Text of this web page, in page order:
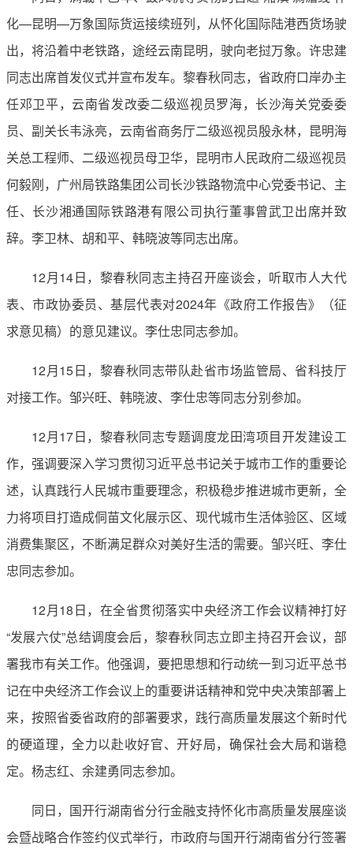
化—昆明—万象国际货运接续班列，从怀化国际陆港西货场驶
出，将沿着中老铁路，途经云南昆明，驶向老挝万象。许忠建
同志出席首发仪式并宣布发车。黎春秋同志，省政府口岸办主
任邓卫平，云南省发改委二级巡视员罗海，长沙海关党委委
员、副关长韦泳亮，云南省商务厅二级巡视员殷永林，昆明海
关总工程师、二级巡视员母卫华，昆明市人民政府二级巡视员
何毅刚，广州局铁路集团公司长沙铁路物流中心党委书记、主
任、长沙湘通国际铁路港有限公司执行董事曾武卫出席并致
辞。李卫林、胡和平、韩晓波等同志出席。
12月14日，黎春秋同志主持召开座谈会，听取市人大代
表、市政协委员、基层代表对2024年《政府工作报告》（征
求意见稿）的意见建议。李仕忠同志参加。
12月15日，黎春秋同志带队赴省市场监管局、省科技厅
对接工作。邹兴旺、韩晓波、李仕忠等同志分别参加。
12月17日，黎春秋同志专题调度龙田湾项目开发建设工
作，强调要深入学习贯彻习近平总书记关于城市工作的重要论
述，认真践行人民城市重要理念，积极稳步推进城市更新，全
力将项目打造成侗苗文化展示区、现代城市生活体验区、区域
消费集聚区，不断满足群众对美好生活的需要。邹兴旺、李仕
忠同志参加。
12月18日，在全省贯彻落实中央经济工作会议精神打好
“发展六仗”总结调度会后，黎春秋同志立即主持召开会议，部
署我市有关工作。他强调，要把思想和行动统一到习近平总书
记在中央经济工作会议上的重要讲话精神和党中央决策部署上
来，按照省委省政府的部署要求，践行高质量发展这个新时代
的硬道理，全力以赴收好官、开好局，确保社会大局和谐稳
定。杨志红、余建勇同志参加。
同日，国开行湖南省分行金融支持怀化市高质量发展座谈
会暨战略合作签约仪式举行，市政府与国开行湖南省分行签署